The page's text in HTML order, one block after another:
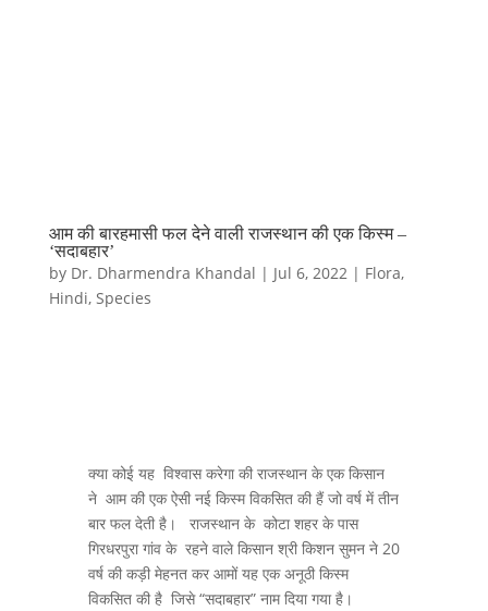
आम की बारहमासी फल देने वाली राजस्थान की एक किस्म –
‘सदाबहार’
by Dr. Dharmendra Khandal | Jul 6, 2022| Flora,
Hindi, Species
क्या कोई यह विश्‍वास करेगा की राजस्थान के एक किसान
ने आम की एक ऐसी नई किस्म विकसित की हैं जो वर्ष में तीन
बार फल देती है। राजस्थान के कोटा शहर के पास
गिरधरपुरा गांव के रहने वाले किसान श्री किशन सुमन ने 20
वर्ष की कड़ी मेहनत कर आमों यह एक अनूठी किस्म
विकसित की है जिसे “सदाबहार” नाम दिया गया है।